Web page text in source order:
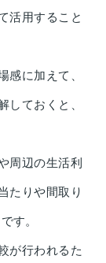
活用すること
に加えて、
ておくと、
周辺の生活利
たりや間取り
す。
が行われるた